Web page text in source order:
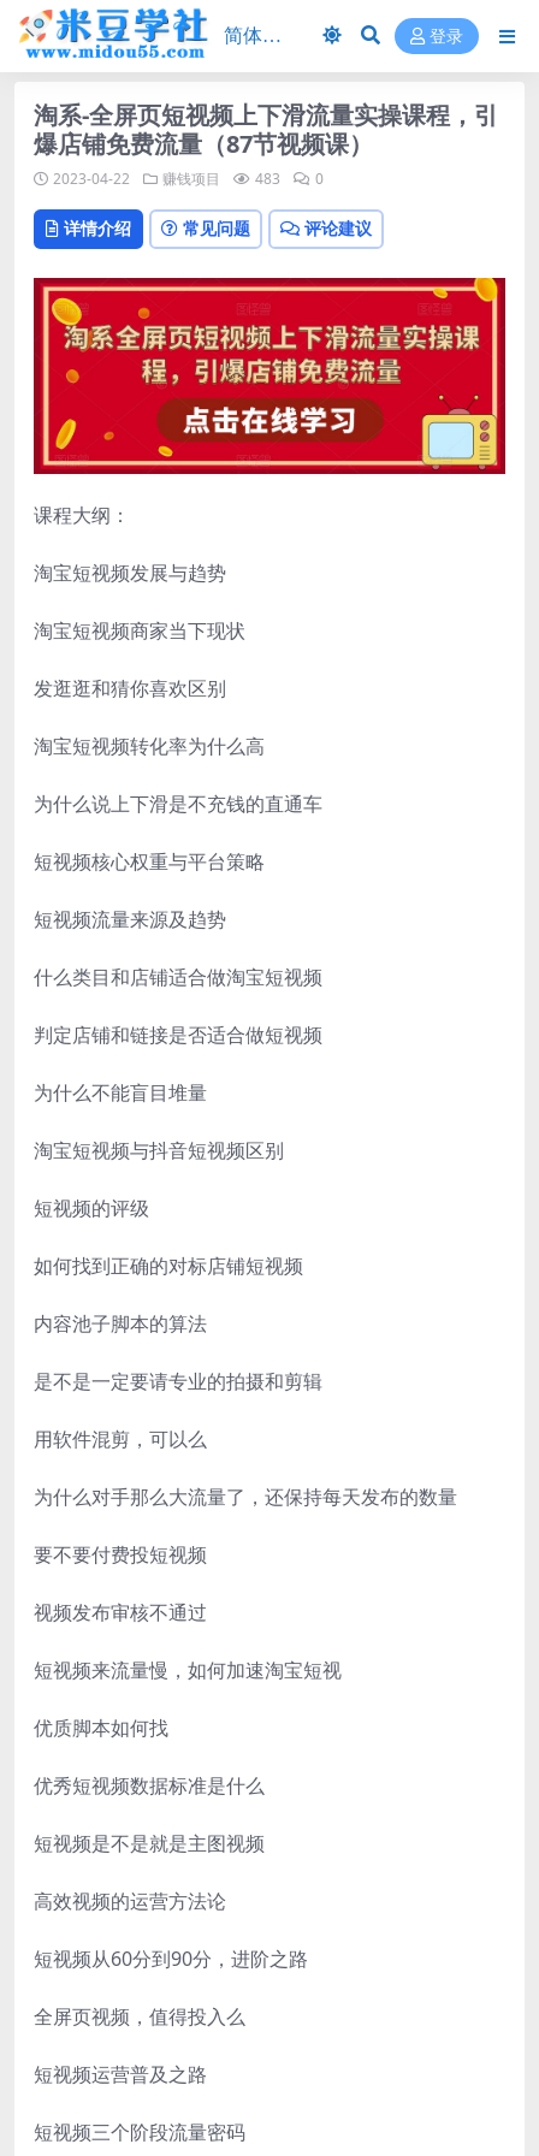
登录
淘系-全屏页短视频上下滑流量实操课程，引
爆店铺免费流量（87节视频课）
2023-04-22 赚钱项目 483 0
详情介绍 常见问题 评论建议
课程大纲：
淘宝短视频发展与趋势
淘宝短视频商家当下现状
发逛逛和猜你喜欢区别
淘宝短视频转化率为什么高
为什么说上下滑是不充钱的直通车
短视频核心权重与平台策略
短视频流量来源及趋势
什么类目和店铺适合做淘宝短视频
判定店铺和链接是否适合做短视频
为什么不能盲目堆量
淘宝短视频与抖音短视频区别
短视频的评级
如何找到正确的对标店铺短视频
内容池子脚本的算法
是不是一定要请专业的拍摄和剪辑
用软件混剪，可以么
为什么对手那么大流量了，还保持每天发布的数量
要不要付费投短视频
视频发布审核不通过
短视频来流量慢，如何加速淘宝短视
优质脚本如何找
优秀短视频数据标准是什么
短视频是不是就是主图视频
高效视频的运营方法论
短视频从60分到90分，进阶之路
全屏页视频，值得投入么
短视频运营普及之路
短视频三个阶段流量密码